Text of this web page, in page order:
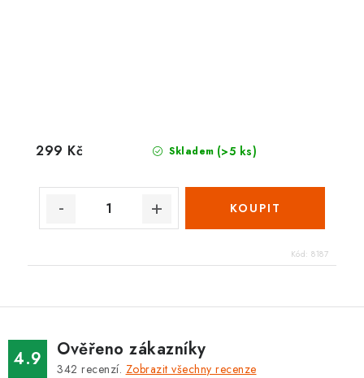
Skladem (>5 ks)
299 Kč
Kód: 8187
4.9 Ověřeno zákazníky
342 recenzí. Zobrazit všechny recenze